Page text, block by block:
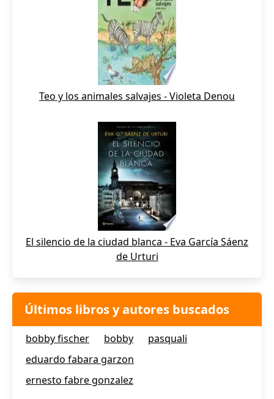
Teo y los animales salvajes - Violeta Denou
El silencio de la ciudad blanca - Eva García Sáenz
de Urturi
Últimos libros y autores buscados
bobby fischer bobby
pasquali
eduardo fabara garzon
ernesto fabre gonzalez